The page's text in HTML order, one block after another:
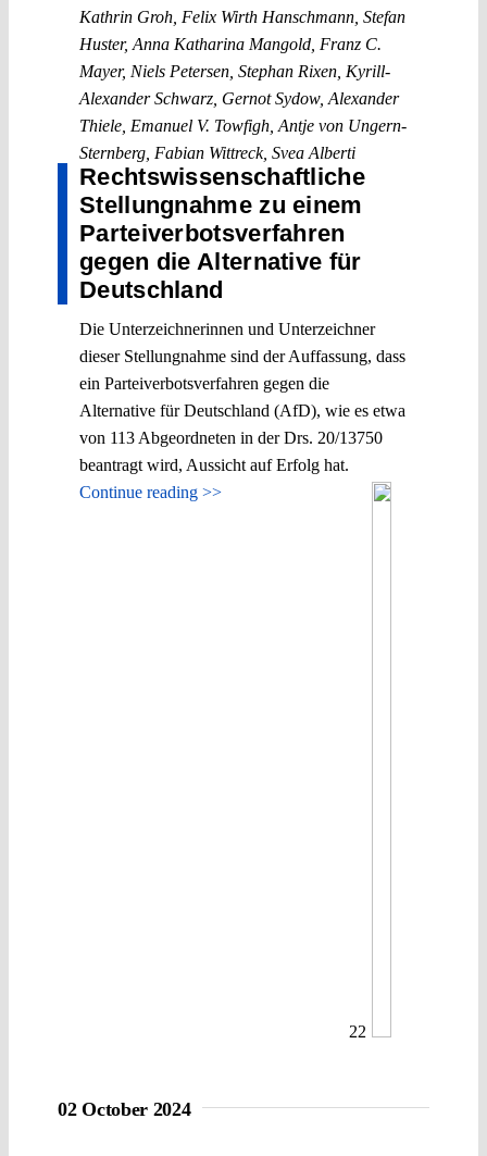
Kathrin Groh Felix Wirth Hanschmann Stefan
Huster, Anna Katharina Mangold Franz C.
Mayer, Niels Petersen Stephan Rixen Kyrill-
Alexander Schwarz Gernot Sydow, Alexander
Thiele Emanuel V. Towfigh Antje von Ungern-
Sternberg Fabian Wittreck, Svea Alberti
Rechtswissenschaftliche
Stellungnahme zu einem
Parteiverbotsverfahren
gegen die Alternative für
Deutschland
Die Unterzeichnerinnen und Unterzeichner
dieser Stellungnahme sind der Auffassung, dass
ein Parteiverbotsverfahren gegen die
Alternative für Deutschland (AfD), wie es etwa
von 113 Abgeordneten in der Drs. 20/13750
beantragt wird, Aussicht auf Erfolg hat.
Continue reading >>
22
02 October 2024